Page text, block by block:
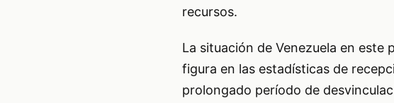
recursos.
La situación de Venezuela en
figura en las estadísticas de
prolongado período de